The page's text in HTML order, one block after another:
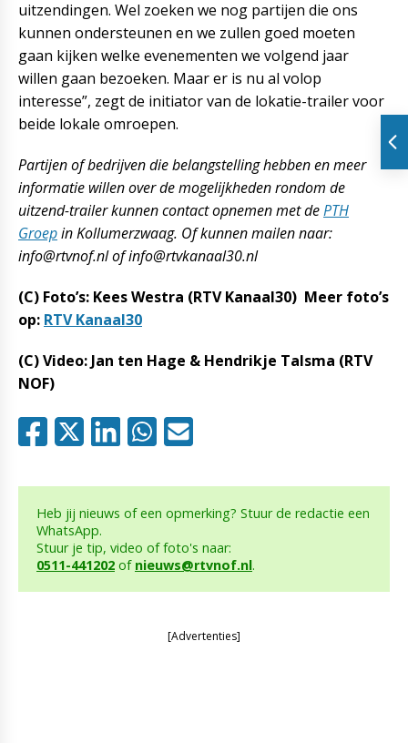
uitzendingen. Wel zoeken we nog partijen die ons
kunnen ondersteunen en we zullen goed moeten
gaan kijken welke evenementen we volgend jaar
willen gaan bezoeken. Maar er is nu al volop
interesse”, zegt de initiator van de lokatie-trailer voor
beide lokale omroepen.
Partijen of bedrijven die belangstelling hebben en meer
informatie willen over de mogelijkheden rondom de
uitzend-trailer kunnen contact opnemen met dePTH
Groepin Kollumerzwaag. Of kunnen mailen naar:
info@rtvnof.nl of info@rtvkanaal30.nl
(C) Foto’s: Kees Westra (RTV Kanaal30) Meer foto’s
op: RTV Kanaal30
(C) Video: Jan ten Hage & Hendrikje Talsma (RTV
NOF)
Heb jij nieuws of een opmerking? Stuur de redactie een
WhatsApp.
Stuur je tip, video of foto's naar:
0511-441202 of nieuws@rtvnof.nl.
[Advertenties]